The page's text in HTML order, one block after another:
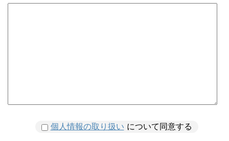
個人情報の取り扱い について同意する